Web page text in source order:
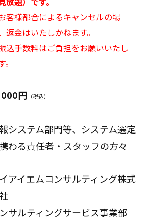
客様都合によるキャンセルの場
返金はいたしかねます。
込手数料はご負担をお願いいたし
。
円 （税込）
システム部門等、システム選定
わる責任者・スタッフの方々
アイエムコンサルティング株式
サルティングサービス事業部